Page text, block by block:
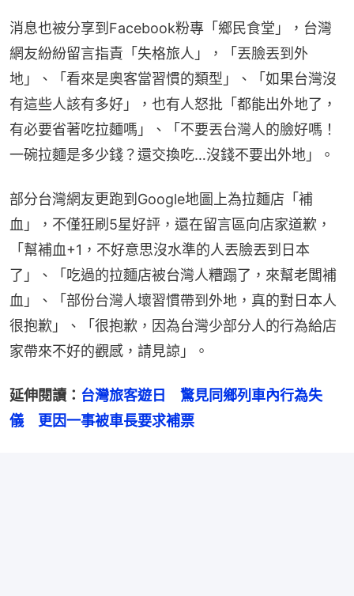
消息也被分享到Facebook粉專「鄉民食堂」，台灣
網友紛紛留言指責「失格旅人」，「丟臉丟到外
地」、「看來是奧客當習慣的類型」、「如果台灣沒
有這些人該有多好」，也有人怒批「都能出外地了，
有必要省著吃拉麵嗎」、「不要丟台灣人的臉好嗎！
一碗拉麵是多少錢？還交換吃…沒錢不要出外地」。
部分台灣網友更跑到Google地圖上為拉麵店「補
血」，不僅狂刷5星好評，還在留言區向店家道歉，
「幫補血+1，不好意思沒水準的人丟臉丟到日本
了」、「吃過的拉麵店被台灣人糟蹋了，來幫老闆補
血」、「部份台灣人壞習慣帶到外地，真的對日本人
很抱歉」、「很抱歉，因為台灣少部分人的行為給店
家帶來不好的觀感，請見諒」。
延伸閱讀： 台灣旅客遊日　驚見同鄉列車內行為失
儀　更因一事被車長要求補票